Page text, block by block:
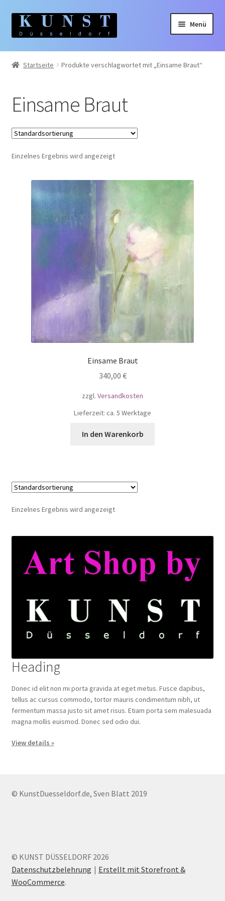
Zur
Navigation
Zum
Inhalt
Menü
Home
Künstler:innen
Themen
Startseite Produkte verschlagwortet mit „Einsame Braut“
Einsame Braut
Einzelnes Ergebnis wird angezeigt
Einsame Braut
340,00 €
zzgl. Versandkosten
Lieferzeit: ca. 5 Werktage
In den Warenkorb
Einzelnes Ergebnis wird angezeigt
Heading
Donec id elit non mi porta gravida at eget metus. Fusce dapibus,
tellus ac cursus commodo, tortor mauris condimentum nibh, ut
fermentum massa justo sit amet risus. Etiam porta sem malesuada
magna mollis euismod. Donec sed odio dui.
View details »
© KunstDuesseldorf.de, Sven Blatt 2019
© KUNST DÜSSELDORF 2026
Datenschutzbelehrung
Erstellt mit Storefront &
WooCommerce.